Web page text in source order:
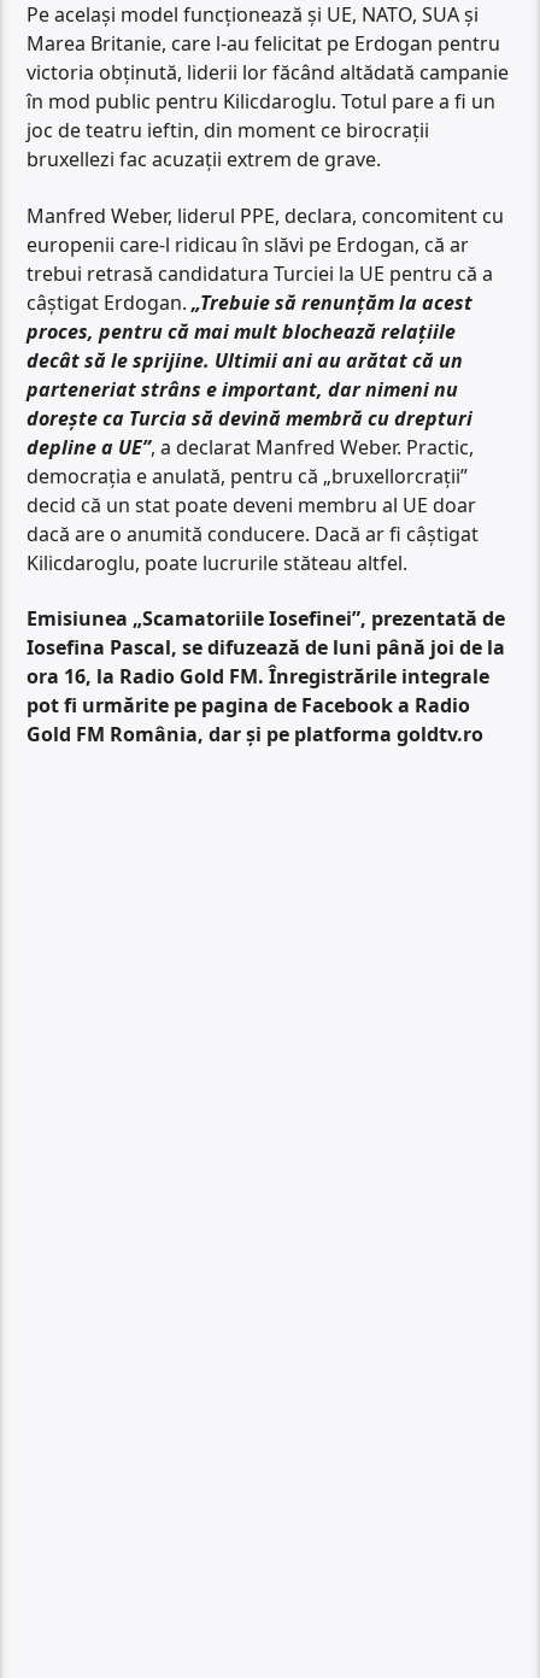
Pe același model funcționează și UE, NATO, SUA și
Marea Britanie, care l-au felicitat pe Erdogan pentru
victoria obținută, liderii lor făcând altădată campanie
în mod public pentru Kilicdaroglu. Totul pare a fi un
joc de teatru ieftin, din moment ce birocrații
bruxellezi fac acuzații extrem de grave.
Manfred Weber, liderul PPE, declara, concomitent cu
europenii care-l ridicau în slăvi pe Erdogan, că ar
trebui retrasă candidatura Turciei la UE pentru că a
câștigat Erdogan.„Trebuie să renunțăm la acest
proces, pentru că mai mult blochează relațiile
decât să le sprijine. Ultimii ani au arătat că un
parteneriat strâns e important, dar nimeni nu
dorește ca Turcia să devină membră cu drepturi
depline a UE”, a declarat Manfred Weber. Practic,
democrația e anulată, pentru că „bruxellorcrații”
decid că un stat poate deveni membru al UE doar
dacă are o anumită conducere. Dacă ar fi câștigat
Kilicdaroglu, poate lucrurile stăteau altfel.
Emisiunea „Scamatoriile Iosefinei”, prezentată de
Iosefina Pascal, se difuzează de luni până joi de la
ora 16, la Radio Gold FM. Înregistrările integrale
pot fi urmărite pe pagina de Facebook a Radio
Gold FM România, dar și pe platforma goldtv.ro